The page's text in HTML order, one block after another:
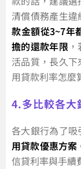
清償債務產生
款金額從3~7年
擔的還款年限
活品質，長久
用貸款利率怎麼
4.多比較各大
各大銀行為了
用貸款優惠方案
信貸利率與手續